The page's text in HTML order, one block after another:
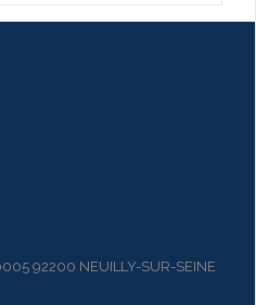
92200 NEUILLY-SUR-SEINE